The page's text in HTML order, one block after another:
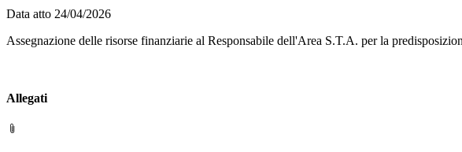
Data atto 24/04/2026
Assegnazione delle risorse finanziarie al Responsabile dell'Area S.T.A. per la
Allegati